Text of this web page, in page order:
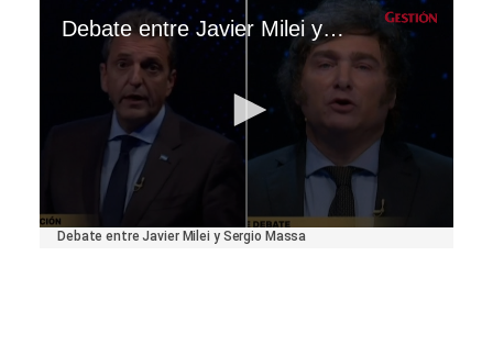
Debate entre Javier Milei y Sergio Massa
Debate entre Javier Milei y Sergio Massa